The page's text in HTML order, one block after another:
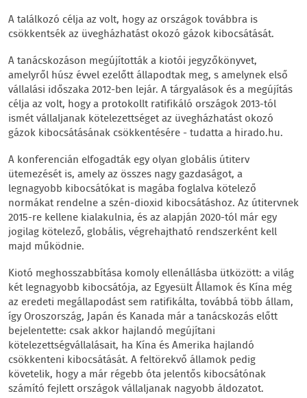
A találkozó célja az volt, hogy az országok továbbra is
csökkentsék az üvegházhatást okozó gázok kibocsátását.
A tanácskozáson megújították a kiotói jegyzőkönyvet,
amelyről húsz évvel ezelőtt állapodtak meg, s amelynek első
vállalási időszaka 2012-ben lejár. A tárgyalások és a megújítás
célja az volt, hogy a protokollt ratifikáló országok 2013-tól
ismét vállaljanak kötelezettséget az üvegházhatást okozó
gázok kibocsátásának csökkentésére - tudatta a hirado.hu.
A konferencián elfogadták egy olyan globális útiterv
ütemezését is, amely az összes nagy gazdaságot, a
legnagyobb kibocsátókat is magába foglalva kötelező
normákat rendelne a szén-dioxid kibocsátáshoz. Az útitervnek
2015-re kellene kialakulnia, és az alapján 2020-tól már egy
jogilag kötelező, globális, végrehajtható rendszerként kell
majd működnie.
Kiotó meghosszabbítása komoly ellenállásba ütközött: a világ
két legnagyobb kibocsátója, az Egyesült Államok és Kína még
az eredeti megállapodást sem ratifikálta, továbbá több állam,
így Oroszország, Japán és Kanada már a tanácskozás előtt
bejelentette: csak akkor hajlandó megújítani
kötelezettségvállalásait, ha Kína és Amerika hajlandó
csökkenteni kibocsátását. A feltörekvő államok pedig
követelik, hogy a már régebb óta jelentős kibocsátónak
számító fejlett országok vállaljanak nagyobb áldozatot.